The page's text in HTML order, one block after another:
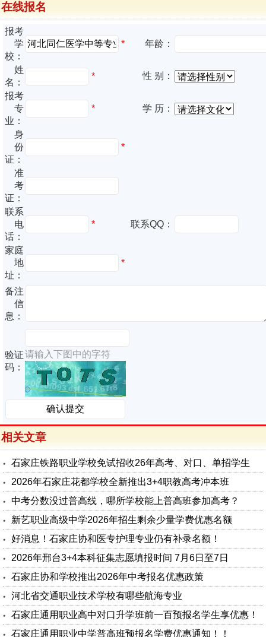
在线报名
报考
学
校：
* 年龄：
姓
名：
*
性 别：
报考
专
业：
* 学 历：
身
份
证：
*
准
考
证：
联系
电
话：
* 联系QQ：
家庭
地
址：
*
备注
信
息：
验证
码：
请输入下图中的字符
相关文章
石家庄铁路职业学校免试招收26年高考、对口、单招学生
2026年石家庄花都学校全新推出3+4职教高考冲本班
中考分数没过普高线，哪所学校能上普高班参加高考？
新艺职业高级中学2026年招生剩余少量学费优惠名额
好消息！石家庄协和医专护理专业仍有补录名额！
2026年邢台3+4本科征集志愿填报时间 7月6日至7日
石家庄协和学校推出2026年中考报名优惠政策
河北省交通职业技术学校有哪些航海专业
石家庄通用职业高中对口升学班前一百预报名学生享优惠！
石家庄通用职业中学普高班预报名学费优惠通知！！